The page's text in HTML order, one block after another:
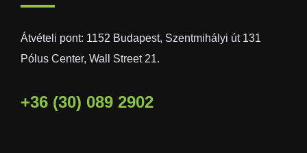
Átvételi pont: 1152 Budapest, Szentmihályi út 131
Pólus Center, Wall Street 21.
+36 (30) 089 2902